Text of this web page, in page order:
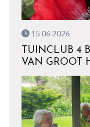
15 06 2026
TUINCLUB 4
VAN GROOT